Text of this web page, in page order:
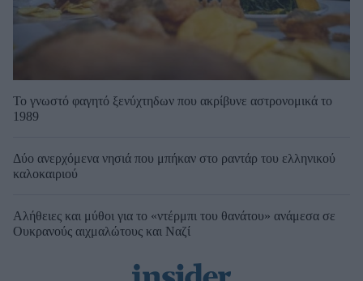
Το γνωστό φαγητό ξενύχτηδων που ακρίβυνε αστρονομικά το
1989
Δύο ανερχόμενα νησιά που μπήκαν στο ραντάρ του ελληνικού
καλοκαιριού
Αλήθειες και μύθοι για το «ντέρμπι του θανάτου» ανάμεσα σε
Ουκρανούς αιχμαλώτους και Ναζί